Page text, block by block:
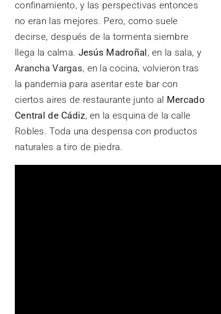
confinamiento, y las perspectivas entonces
no eran las mejores. Pero, como suele
decirse, después de la tormenta siembre
llega la calma. Jesús Madroñal, en la sala, y
Arancha Vargas, en la cocina, volvieron tras
la pandemia para asentar este bar con
ciertos aires de restaurante junto al Mercado
Central de Cádiz, en la esquina de la calle
Robles. Toda una despensa con productos
naturales a tiro de piedra.